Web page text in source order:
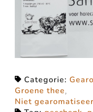
Categorie:
Groene thee,
Niet